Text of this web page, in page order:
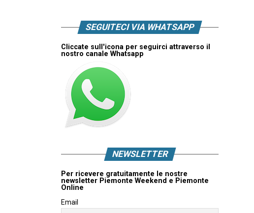
SEGUITECI VIA WHATSAPP
Cliccate sull'icona per seguirci attraverso il
nostro canale Whatsapp
NEWSLETTER
Per ricevere gratuitamente le nostre
newsletter Piemonte Weekend e Piemonte
Online
Email